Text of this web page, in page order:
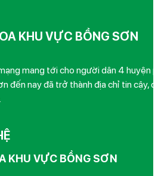
KHU VỰC BỒNG SƠN
mang tới cho người dân 4 huyện
đến nay đã trở thành địa chỉ tin cậy,
KHU VỰC BỒNG SƠN